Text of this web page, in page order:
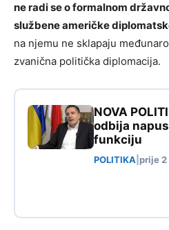
ne radi se o formalnom
službene američke
na njemu ne sklapaju
zvanična politička diplomacija.
NOVA
odbija
funkciju
POLITIKA prije 2